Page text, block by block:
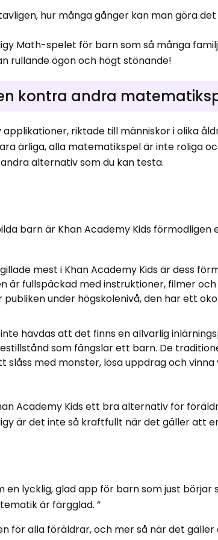
hur många gånger kan man göra
Math-spelet för barn som så många
rullande ögon och högt stönande!
kontra andra
riktade till människor i olika
ärliga, alla matematikspel är inte roliga
alternativ som du kan testa.
barn är Khan Academy Kids förmodligen
mest i Khan Academy Kids är dess
är fullspäckad med instruktioner, filmer
publiken under högskolenivå, den har ett
hävdas att det finns en allvarlig
som fängslar ett barn. De
slåss med monster, lösa uppdrag och
Academy Kids ett bra alternativ för
är det inte så kraftfullt när det gäller att
en lycklig, glad app för barn som just börjar
är färgglad. ”
för alla föräldrar, och mer så när det gäller